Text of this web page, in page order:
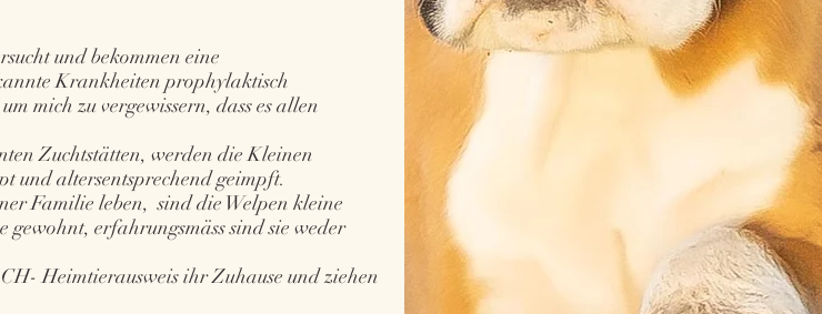
und bekommen eine
Krankheiten prophylaktisch
mich zu vergewissern, dass es allen
Zuchtstätten, werden die Kleinen
und altersentsprechend geimpft.
Familie leben, sind die Welpen kleine
erfahrungsmäss sind sie weder
Heimtierausweis ihr Zuhause und ziehen